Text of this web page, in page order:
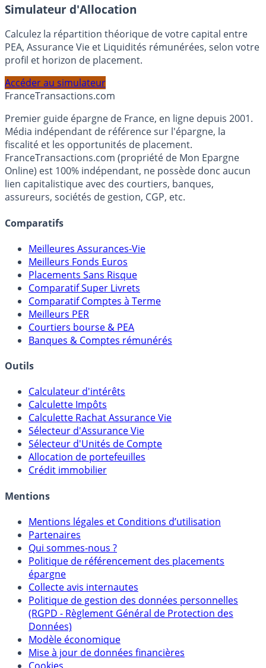
En savoir plus
Simulateur d'Allocation
Calculez la répartition théorique de votre capital entre
profil et horizon de placement.
FranceTransactions.com
Premier guide épargne de France, en ligne depuis 2001.
Média indépendant de référence sur l'épargne, la
fiscalité et les opportunités de placement.
FranceTransactions.com (propriété de Mon Epargne
Online) est 100% indépendant, ne possède donc aucun
assureurs, sociétés de gestion, CGP, etc.
Comparatifs
Meilleures Assurances-Vie
Meilleurs Fonds Euros
Placements Sans Risque
Comparatif Super Livrets
Comparatif Comptes à Terme
Meilleurs PER
Banques & Comptes rémunérés
Outils
Calculateur d'intérêts
Calculette Impôts
Calculette Rachat Assurance Vie
Sélecteur d'Assurance Vie
Sélecteur d'Unités de Compte
Crédit immobilier
Mentions
Mentions légales et Conditions d’utilisation
Partenaires
Qui sommes-nous ?
Politique de référencement des placements
épargne
Collecte avis internautes
Politique de gestion des données personnelles
(RGPD - Règlement Général de Protection des
Données)
Modèle économique